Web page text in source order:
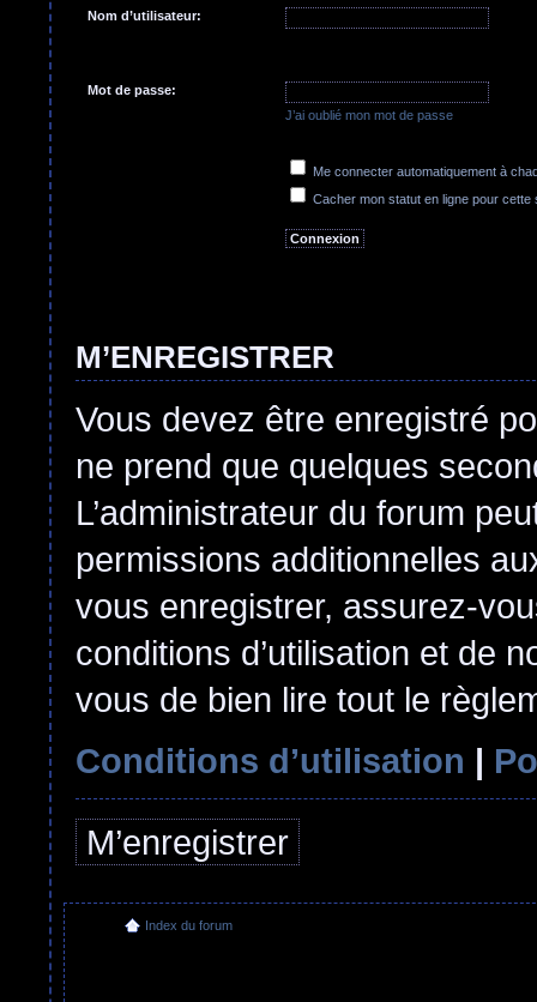
Nom d’utilisateur:
Mot de passe:
J’ai oublié mon mot de passe
Me connecter automatiquement à
Cacher mon statut en ligne pour cette
M’ENREGISTRER
Vous devez être enregistré
ne prend que quelques
L’administrateur du forum
permissions additionnelles
vous enregistrer, assurez-
conditions d’utilisation et de
vous de bien lire tout le
Conditions d’utilisation |
M’enregistrer
Index du forum